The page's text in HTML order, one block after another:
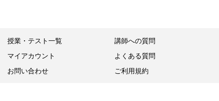
授業・テスト一覧
講師への質問
マイアカウント
よくある質問
お問い合わせ
ご利用規約